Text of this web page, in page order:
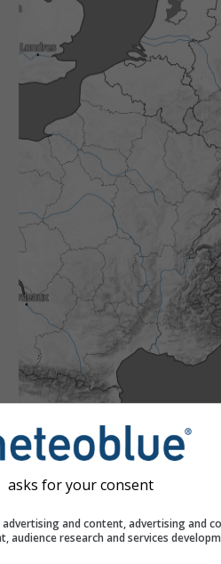
asks for your consent
advertising and content, advertising and
audience research and services